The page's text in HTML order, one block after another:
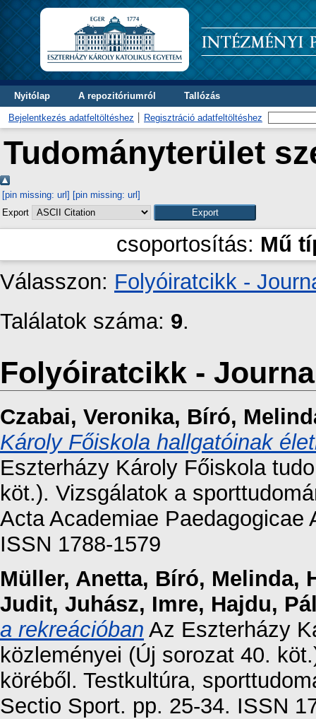
Nyitólap A repozitóriumról Tallózás
Bejelentkezés adatfeltöltéshez Regisztráció adatfeltöltéshez
Tudományterület
[pin missing: url] [pin missing: url]
Export
csoportosítás: Mű
Válasszon: Folyóiratcikk -
Találatok száma: 9.
Folyóiratcikk -
Czabai, Veronika, Bíró,
Károly Főiskola hallgatóinak
Eszterházy Károly Főiskola
köt.). Vizsgálatok a
Acta Academiae
ISSN 1788-1579
Müller, Anetta, Bíró, Melinda,
Judit, Juhász, Imre, Hajdu,
a rekreációban Az Eszterházy
közleményei (Új sorozat 40.
köréből. Testkultúra,
Sectio Sport. pp. 25-34. ISSN